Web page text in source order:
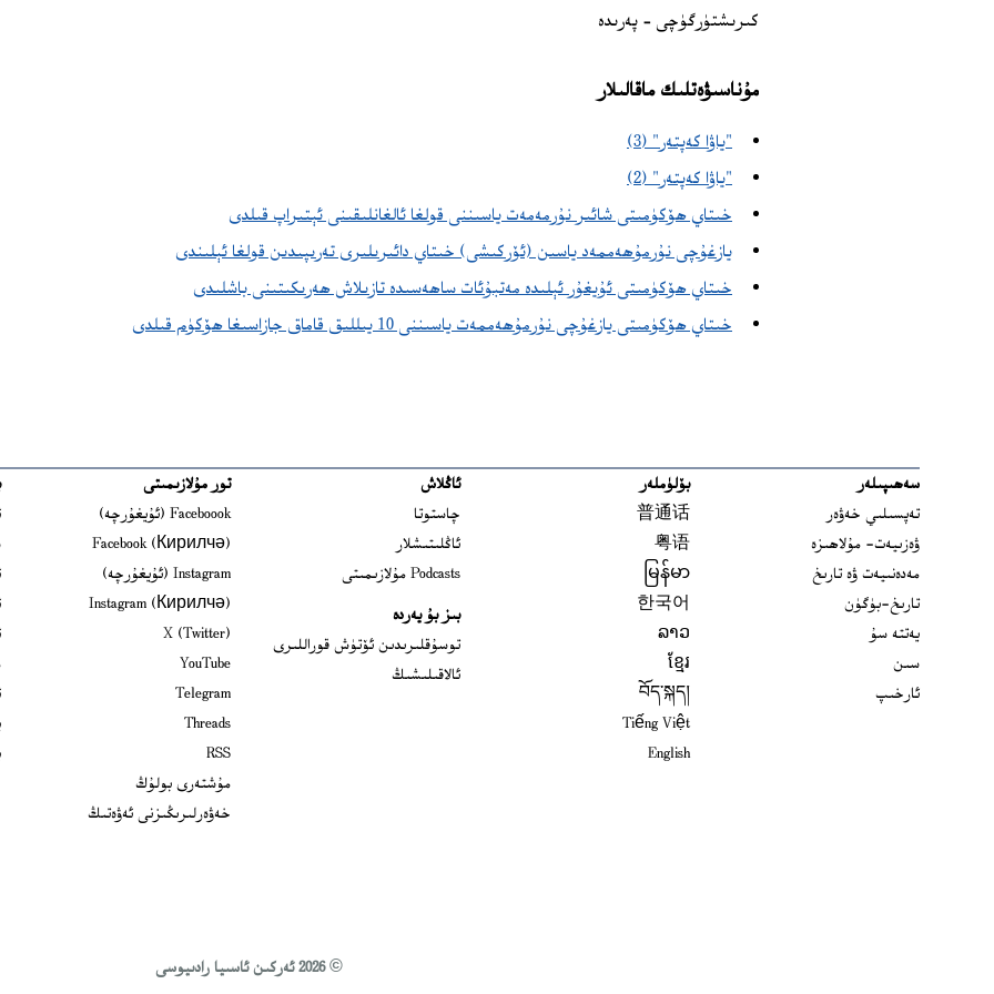
كىرىشتۈرگۈچى – پەرىدە
مۇناسىۋەتلىك ماقالىلار
"ياۋا كەپتەر" (3)
"ياۋا كەپتەر" (2)
خىتاي ھۆكۈمىتى شائىر نۇرمەمەت ياسىننى قولغا ئالغانلىقىنى ئېتىراپ قىلدى
يازغۇچى نۇرمۇھەممەد ياسىن (ئۆركىشى) خىتاي دائىرىلىرى تەرىپىدىن قولغا ئېلىندى
خىتاي ھۆكۈمىتى ئۇيغۇر ئېلىدە مەتبۇئات ساھەسىدە تازىلاش ھەرىكىتىنى باشلىدى
خىتاي ھۆكۈمىتى يازغۇچى نۇرمۇھەممەت ياسىننى 10 يىللىق قاماق جازاسىغا ھۆكۈم قىلدى
سەھىپىلەر
تەپسىلىي خەۋەر
ۋەزىيەت- مۇلاھىزە
مەدەنىيەت ۋە تارىخ
تارىخ-بۈگۈن
يەتتە سۇ
سىن
ئارخىپ
بۆلۈملەر
普通话
粤语
မြန်မာ
한국어
ລາວ
ខ្មែរ
བོད་སྐད།
Tiếng Việt
English
ئاڭلاش
چاستوتا
ئاڭلىتىشلار
Podcasts مۇلازىمىتى
بىز بۇ يەردە
توسۇقلىرىدىن ئۆتۈش قوراللىرى Opens in new window
ئالاقىلىشىڭ
تور مۇلازىمىتى
Faceboook (ئۇيغۇرچە)
in new window
Facebook (Кирилчә)
in new window
Instagram (ئۇيغۇرچە)
in new window
Instagram (Кирилчә)
in new window
X (Twitter)
Opens in new window
YouTube
Opens in new window
Telegram
Opens in new window
Threads
Opens in new window
RSS
مۇشتەرى بولۇڭ
خەۋەرلىرىڭىزنى ئەۋەتىڭ
© 2026 ئەركىن ئاسىيا رادىيوسى